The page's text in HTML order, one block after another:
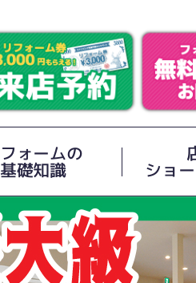
ォームの
基礎知識 ショ